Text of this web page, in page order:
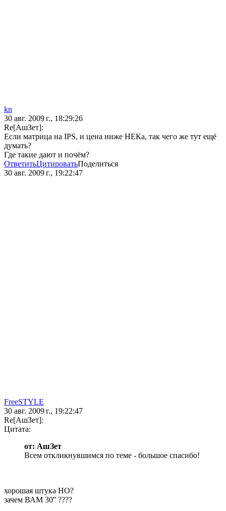
kn
30 авг. 2009 г., 18:29:26
Re[АшЗет]:
Если матрица на IPS, и цена ниже НЕКа, так чего же тут ещё
думать?
Где такие дают и почём?
ОтветитьЦитироватьПоделиться
30 авг. 2009 г., 19:22:47
FreeSTYLE
30 авг. 2009 г., 19:22:47
Re[АшЗет]:
Цитата:
от: АшЗет
Всем откликнувшимся по теме - большое спасибо!
хорошая штука НО?
зачем ВАМ 30'' ????